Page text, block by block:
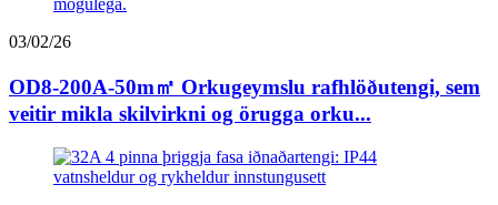
03/02/26
OD8-200A-50m㎡ Orkugeymslu rafhlöðutengi, sem
veitir mikla skilvirkni og örugga orku...